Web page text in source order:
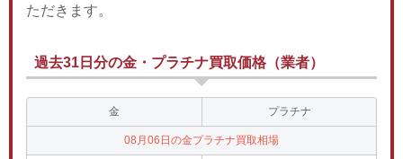
ただきます。
過去31日分の金・プラチナ買取価格（業者）
金 プラチナ
08月06日の金プラチナ買取相場